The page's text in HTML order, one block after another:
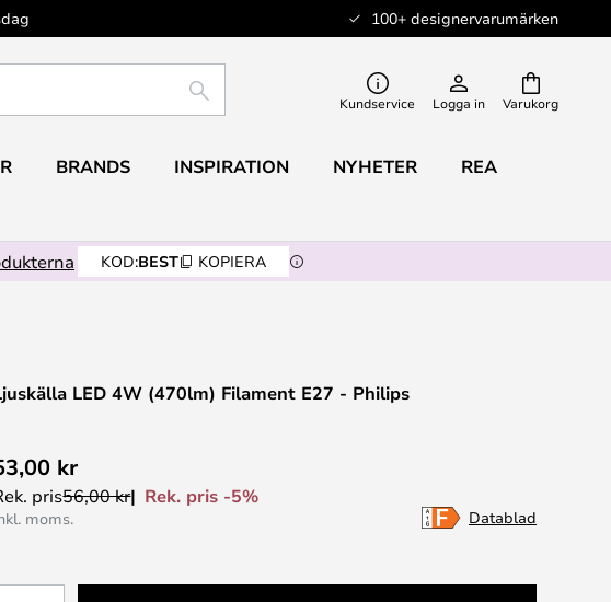
100+ designervarumärken
Varukorg
SÖK Kundservice Logga in
BRANDS INSPIRATION NYHETER REA
KOD:BEST KOPIERA
LED 4W (470lm) Filament E27 - Philips
kr
pris56,00 kr Rek. pris -5%
moms. Datablad